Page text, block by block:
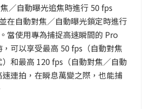
／自動曝光追焦時進行 50 fps
在自動對焦／自動曝光鎖定時進行
當使用專為捕捉高速瞬間的 Pro
可以享受最高 50 fps（自動對焦
和最高 120 fps（自動對焦／自動
連拍，在瞬息萬變之際，也能捕